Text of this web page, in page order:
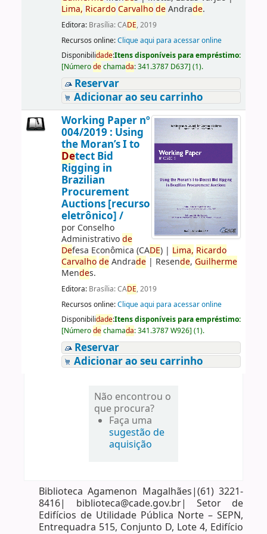
Lima, Ricardo Carvalho deAndrade.
Editora: Brasília: CADE, 2019
Recursos online:Clique aqui para acessar online
Disponibilidade:Itens disponíveis para empréstimo:
[Númerodechamada:341.3787 D637] (1).
Reservar
Adicionar ao seu carrinho
Working Paper nº
004/2019 : Using
the Moran’s I to
Detect Bid
Rigging in
Brazilian
Procurement
Auctions [recurso
eletrônico] /
por Conselho
Administrativode
Defesa Econômica (CADE)| Lima, Ricardo
Carvalho deAndrade| Resende, Guilherme
Mendes.
Editora: Brasília: CADE, 2019
Recursos online:Clique aqui para acessar online
Disponibilidade:Itens disponíveis para empréstimo:
[Númerodechamada:341.3787 W926] (1).
Reservar
Adicionar ao seu carrinho
Não encontrou o
que procura?
Faça uma
sugestão de
aquisição
Biblioteca Agamenon Magalhães|(61) 3221-
8416| biblioteca@cade.gov.br| Setor de
Edifícios de Utilidade Pública Norte – SEPN,
Entrequadra 515, Conjunto D, Lote 4, Edifício